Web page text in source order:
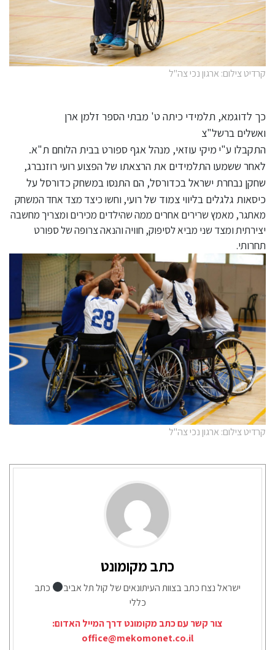
קרדיט צילום: ארגון נכי צה"ל
כך לדוגמא, תלמידי כיתה ט' מבתי הספר זלמן ארן
ואשלים ברשל"צ
התקבלו ע"י מיקי עוזאי, מנהל אגף ספורט בבית הלוחם ת"א.
לאחר ששמעו התלמידים את הרצאתו של הפצוע רועי רוזנברג,
שחקן נבחרת ישראל בכדורסל, הם התנסו במשחק כדורסל על
כיסאות גלגלים בליווי צמוד של רועי, וחשו כיצד מצד אחד המשחק
מאתגר, מאמץ שרירים אחרים ממה שהילדים מכירים ומצריך מחשבה
יצירתית ומצד שני מביא לסיפוק, חוויה והנאה צרופה של ספורט
תחרותי.
קרדיט צילום: ארגון נכי צה"ל
כתב מקומונט
ישראל נצח כתב בצוות העיתונאים של קול תל אביב
כתב
כללי
צור קשר עם כתב מקומונט דרך המייל האדום:
office@mekomonet.co.il